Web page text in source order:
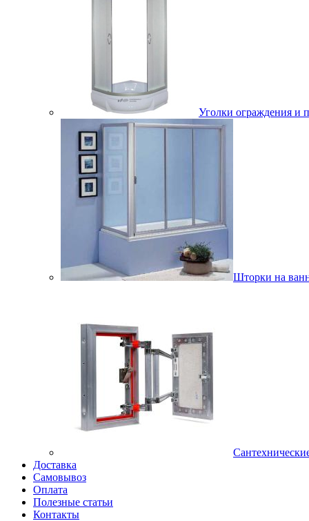
Уголки ограждения и
Шторки на
Доставка
Самовывоз
Оплата
Полезные статьи
Контакты